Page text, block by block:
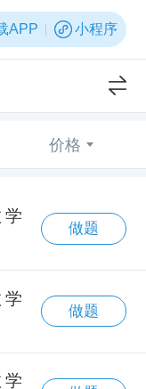
APP 小程序
价格
做题
做题